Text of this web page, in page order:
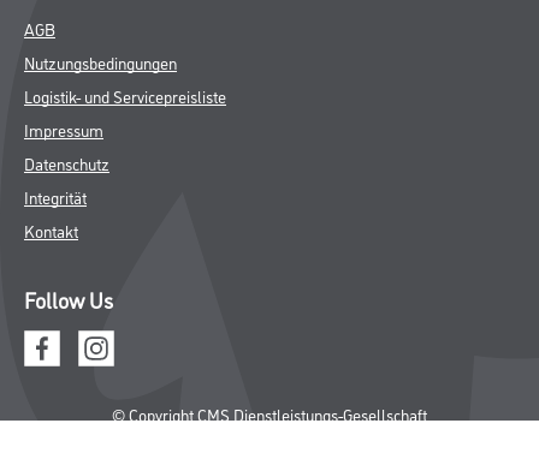
AGB
Nutzungsbedingungen
Logistik- und Servicepreisliste
Impressum
Datenschutz
Integrität
Kontakt
Follow Us
© Copyright CMS Dienstleistungs-Gesellschaft